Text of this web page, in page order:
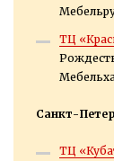
ТЦ
Санкт-
ТЦ